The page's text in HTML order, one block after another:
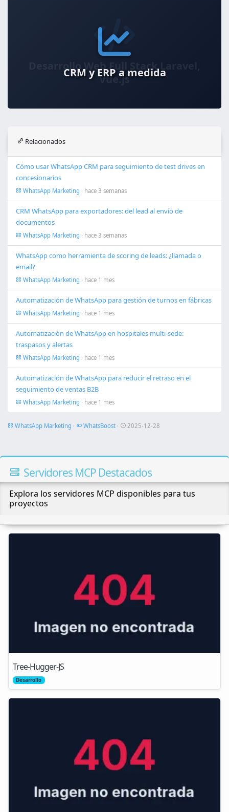
CRM y ERP a medida
Relacionados
Cómo usar WhatsApp CRM para seguimiento de test drives en
concesionarios
WhatsApp Marketing · hace 3 semanas
CRM WhatsApp para exportadores: del lead al envío de
documentos
WhatsApp Marketing · hace 3 semanas
WhatsApp como herramienta de scoring de leads: ¿llamada o
email?
WhatsApp Marketing · hace 1 mes
Automatización de WhatsApp para gestión de turnos en fábricas
WhatsApp Marketing · hace 1 mes
Automatización de WhatsApp en hospitales multi-sede:
traspasos y alertas
WhatsApp Marketing · hace 1 mes
Automatización de WhatsApp para reducir el retraso en el
seguimiento de ventas B2B
WhatsApp Marketing · hace 1 mes
WhatsApp Marketing · WhatsBoost · 2025-12-28
Servidores MCP Destacados
Explora los servidores MCP disponibles para tus
proyectos
Tree-Hugger-JS
Desarrollo